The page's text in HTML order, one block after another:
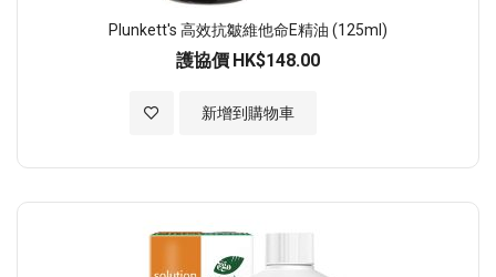
Plunkett's 高效抗皺維他命E精油 (125ml)
護協價 HK$148.00
新增到購物車
加入至願望清單